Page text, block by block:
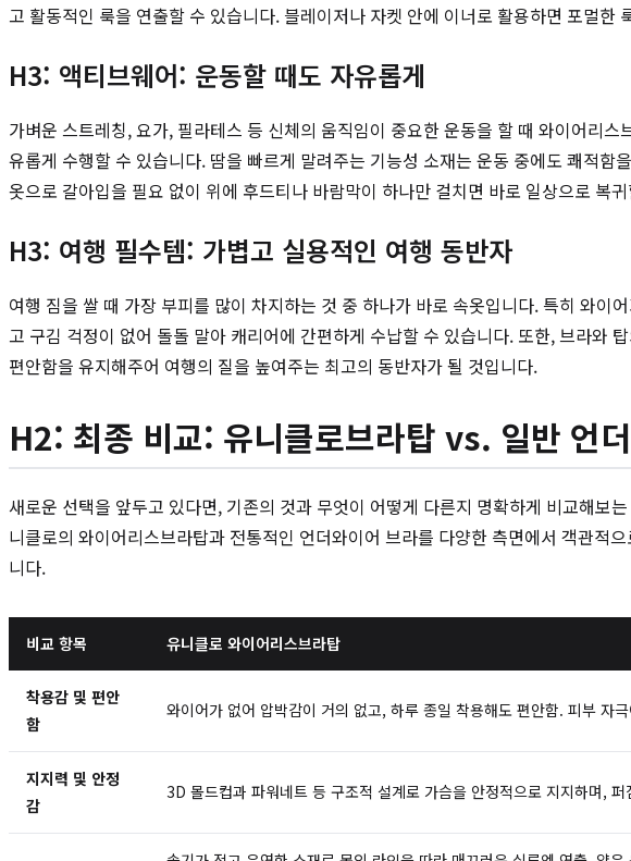
고 활동적인 룩을 연출할 수 있습니다. 블레이저나 자켓 안에 이너로 활용하면 포멀한
H3: 액티브웨어: 운동할 때도 자유롭게
가벼운 스트레칭, 요가, 필라테스 등 신체의 움직임이 중요한 운동을 할 때 와이어리
유롭게 수행할 수 있습니다. 땀을 빠르게 말려주는 기능성 소재는 운동 중에도 쾌적
옷으로 갈아입을 필요 없이 위에 후드티나 바람막이 하나만 걸치면 바로 일상으로 복
H3: 여행 필수템: 가볍고 실용적인 여행 동반자
여행 짐을 쌀 때 가장 부피를 많이 차지하는 것 중 하나가 바로 속옷입니다. 특히 와
고 구김 걱정이 없어 돌돌 말아 캐리어에 간편하게 수납할 수 있습니다. 또한, 브라와
편안함을 유지해주어 여행의 질을 높여주는 최고의 동반자가 될 것입니다.
H2: 최종 비교: 유니클로브라탑 vs. 일반 언
새로운 선택을 앞두고 있다면, 기존의 것과 무엇이 어떻게 다른지 명확하게 비교해
니클로의 와이어리스브라탑과 전통적인 언더와이어 브라를 다양한 측면에서 객관적
니다.
비교 항목 유니클로 와이어리스브라탑
착용감 및 편안
함
와이어가 없어 압박감이 거의 없고, 하루 종일 착용해도 편안함. 피부 자
지지력 및 안정
감
3D 몰드컵과 파워네트 등 구조적 설계로 가슴을 안정적으로 지지하며, 퍼